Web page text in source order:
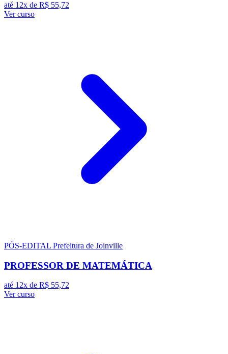
até 12x de R$ 55,72
Ver curso
PÓS-EDITAL Prefeitura de Joinville
PROFESSOR DE MATEMÁTICA
até 12x de R$ 55,72
Ver curso